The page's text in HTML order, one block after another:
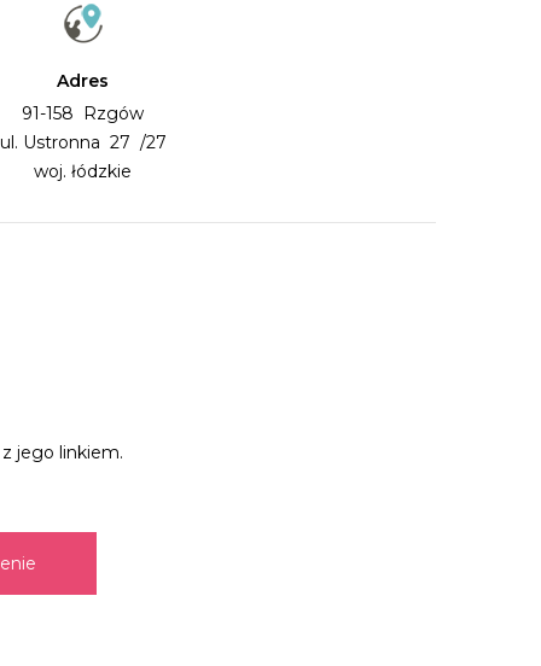
Adres
91-158 Rzgów
ul. Ustronna 27 /27
woj. łódzkie
jego linkiem.